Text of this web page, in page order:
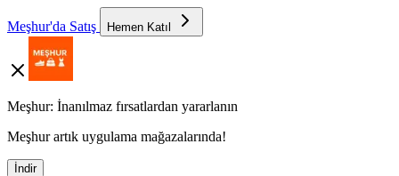
Meşhur'da Satış Hemen Katıl
Meşhur: İnanılmaz fırsatlardan yararlanın
Meşhur artık uygulama mağazalarında!
İndir